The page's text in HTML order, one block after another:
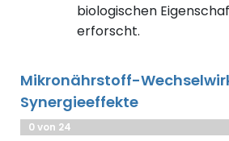
biologischen
erforscht.
Mikronährstoff-
Synergieeffekte
0 von 24